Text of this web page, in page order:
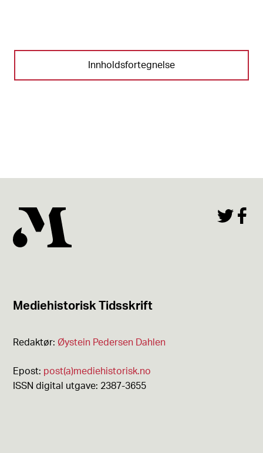
Innholdsfortegnelse
Mediehistorisk Tidsskrift
Redaktør: Øystein Pedersen Dahlen
Epost: post(a)mediehistorisk.no
ISSN digital utgave: 2387-3655